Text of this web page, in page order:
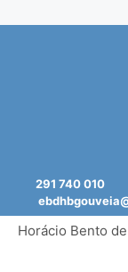
291 740
Horácio Bento